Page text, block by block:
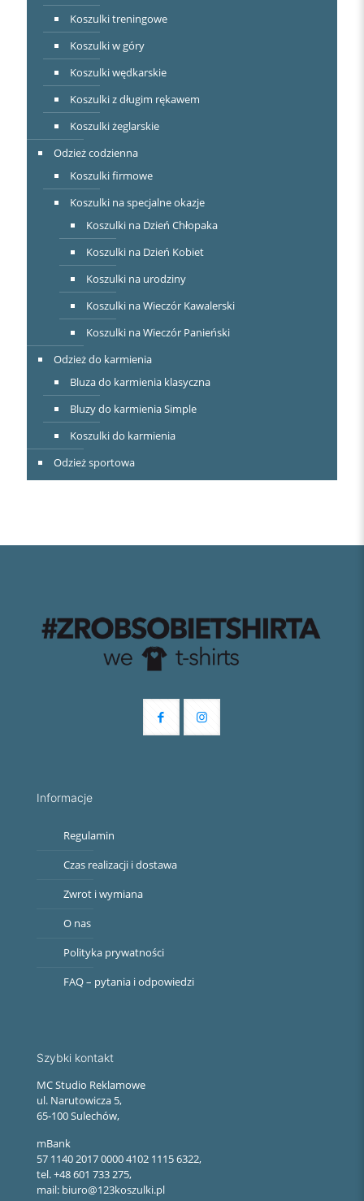
Koszulki treningowe
Koszulki w góry
Koszulki wędkarskie
Koszulki z długim rękawem
Koszulki żeglarskie
Odzież codzienna
Koszulki firmowe
Koszulki na specjalne okazje
Koszulki na Dzień Chłopaka
Koszulki na Dzień Kobiet
Koszulki na urodziny
Koszulki na Wieczór Kawalerski
Koszulki na Wieczór Panieński
Odzież do karmienia
Bluza do karmienia klasyczna
Bluzy do karmienia Simple
Koszulki do karmienia
Odzież sportowa
Informacje
Regulamin
Czas realizacji i dostawa
Zwrot i wymiana
O nas
Polityka prywatności
FAQ – pytania i odpowiedzi
Szybki kontakt
MC Studio Reklamowe
ul. Narutowicza 5,
65-100 Sulechów,
mBank
57 1140 2017 0000 4102 1115 6322,
tel. +48 601 733 275,
mail: biuro@123koszulki.pl